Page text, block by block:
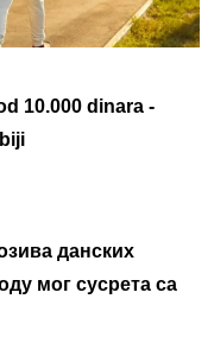
10.000 dinara -
данских
мог сусрета са